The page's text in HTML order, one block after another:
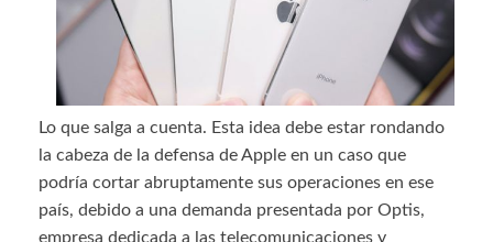
Lo que salga a cuenta. Esta idea debe estar rondando
la cabeza de la defensa de Apple en un caso que
podría cortar abruptamente sus operaciones en ese
país, debido a una demanda presentada por Optis,
empresa dedicada a las telecomunicaciones y